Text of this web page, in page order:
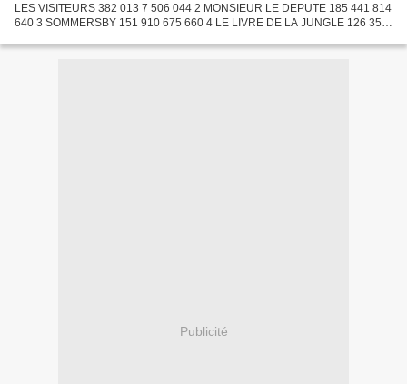
LES VISITEURS 382 013 7 506 044 2 MONSIEUR LE DEPUTE 185 441 814
640 3 SOMMERSBY 151 910 675 660 4 LE LIVRE DE LA JUNGLE 126 357
81...
Publicité